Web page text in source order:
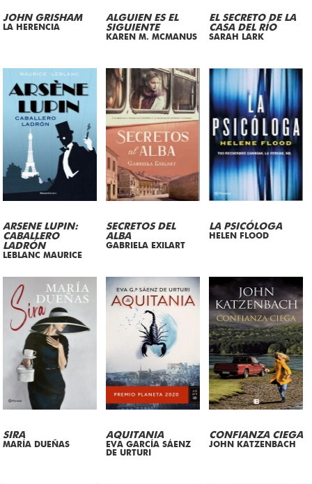
JOHN GRISHAM
LA HERENCIA
ALGUIEN ES EL
SIGUIENTE
KAREN M. MCMANUS
EL SECRETO DE LA
CASA DEL RÍO
SARAH LARK
ARSENE LUPIN:
CABALLERO
LADRÓN
LEBLANC MAURICE
SECRETOS DEL
ALBA
GABRIELA EXILART
LA PSICÓLOGA
HELEN FLOOD
SIRA
MARÍA DUEÑAS
AQUITANIA
EVA GARCÍA SÁENZ
DE URTURI
CONFIANZA CIEGA
JOHN KATZENBACH